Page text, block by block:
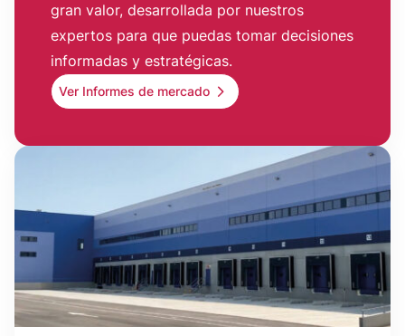
gran valor, desarrollada por nuestros
expertos para que puedas tomar decisiones
informadas y estratégicas.
Ver Informes de mercado